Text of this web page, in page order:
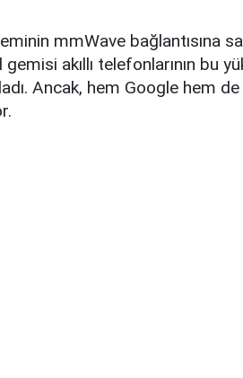
mmWave bağlantısına
akıllı telefonlarının bu
Ancak, hem Google hem